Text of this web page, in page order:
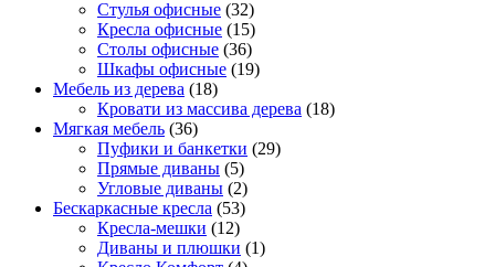
Стулья офисные (32)
Кресла офисные (15)
Столы офисные (36)
Шкафы офисные (19)
Мебель из дерева (18)
Кровати из массива дерева (18)
Мягкая мебель (36)
Пуфики и банкетки (29)
Прямые диваны (5)
Угловые диваны (2)
Бескаркасные кресла (53)
Кресла-мешки (12)
Диваны и плюшки (1)